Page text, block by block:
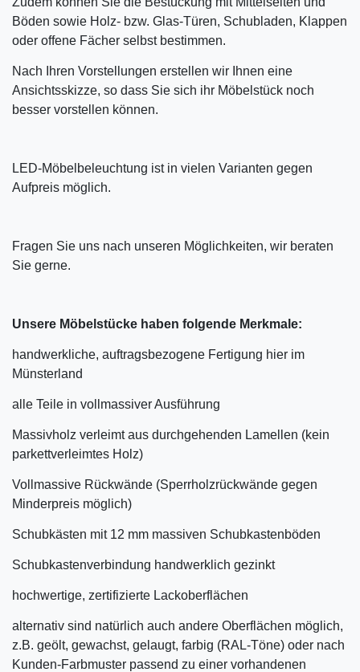
Böden sowie Holz- bzw. Glas-Türen, Schubladen, Klappen
oder offene Fächer selbst bestimmen.
Nach Ihren Vorstellungen erstellen wir Ihnen eine
Ansichtsskizze, so dass Sie sich ihr Möbelstück noch
besser vorstellen können.
LED-Möbelbeleuchtung ist in vielen Varianten gegen
Aufpreis möglich.
Fragen Sie uns nach unseren Möglichkeiten, wir beraten
Sie gerne.
Unsere Möbelstücke haben folgende Merkmale:
handwerkliche, auftragsbezogene Fertigung hier im
Münsterland
alle Teile in vollmassiver Ausführung
Massivholz verleimt aus durchgehenden Lamellen (kein
parkettverleimtes Holz)
Vollmassive Rückwände (Sperrholzrückwände gegen
Minderpreis möglich)
Schubkästen mit 12 mm massiven Schubkastenböden
Schubkastenverbindung handwerklich gezinkt
hochwertige, zertifizierte Lackoberflächen
alternativ sind natürlich auch andere Oberflächen möglich,
z.B. geölt, gewachst, gelaugt, farbig (RAL-Töne) oder nach
Kunden-Farbmuster passend zu einer vorhandenen